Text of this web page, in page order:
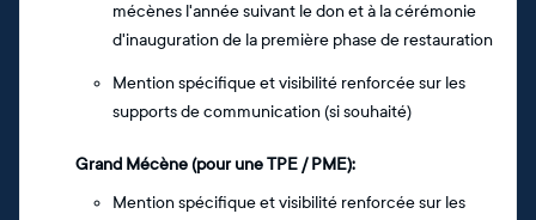
mécènes l'année suivant le don et à la cérémonie
d'inauguration de la première phase de restauration
Mention spécifique et visibilité renforcée sur les
supports de communication (si souhaité)
Grand Mécène (pour une TPE / PME):
Mention spécifique et visibilité renforcée sur les